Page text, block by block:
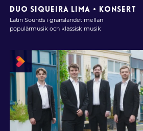
DUO SIQUEIRA LIMA • KONSERT
Latin Sounds i gränslandet mellan
populärmusik och klassisk musik